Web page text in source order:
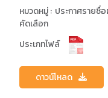
หมวดหมู่ : ประกาศรายชื่
คัดเลือก
ประเภทไฟล์
ดาวน์โหลด